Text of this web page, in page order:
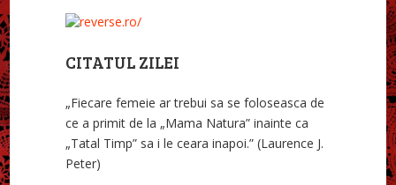
CITATUL ZILEI
„Fiecare femeie ar trebui sa se foloseasca de
ce a primit de la „Mama Natura” inainte ca
„Tatal Timp” sa i le ceara inapoi.” (Laurence J.
Peter)